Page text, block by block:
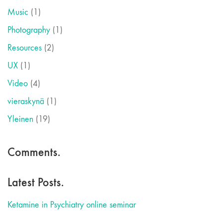
Music (1)
Photography (1)
Resources (2)
UX (1)
Video (4)
vieraskynä (1)
Yleinen (19)
Comments.
Latest Posts.
Ketamine in Psychiatry online seminar